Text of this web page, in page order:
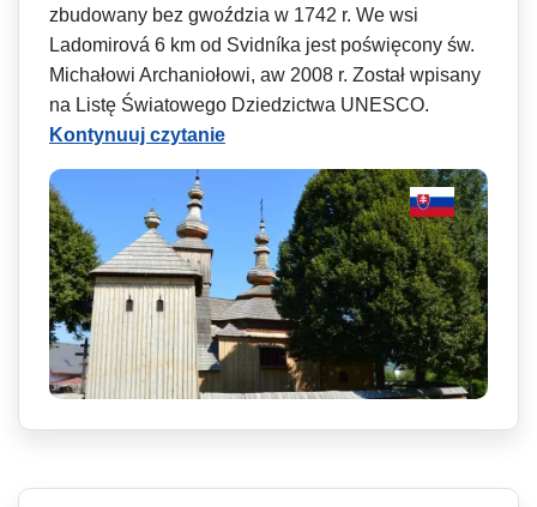
zbudowany bez gwoździa w 1742 r. We wsi
Ladomirová 6 km od Svidníka jest poświęcony św.
Michałowi Archaniołowi, aw 2008 r. Został wpisany
na Listę Światowego Dziedzictwa UNESCO.
Kontynuuj czytanie